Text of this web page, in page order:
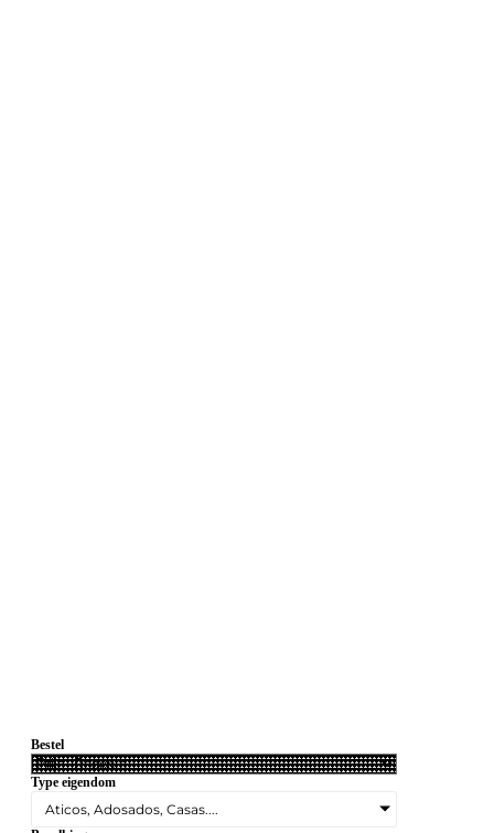
Bestel
Type eigendom
Aticos, Adosados, Casas....